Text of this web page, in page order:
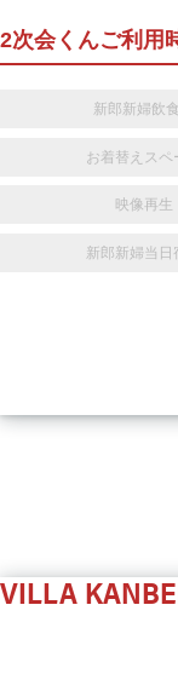
2次会くんご利用
新郎新婦飲
お着替えスペ
映像再生
新郎新婦当日
VILLA